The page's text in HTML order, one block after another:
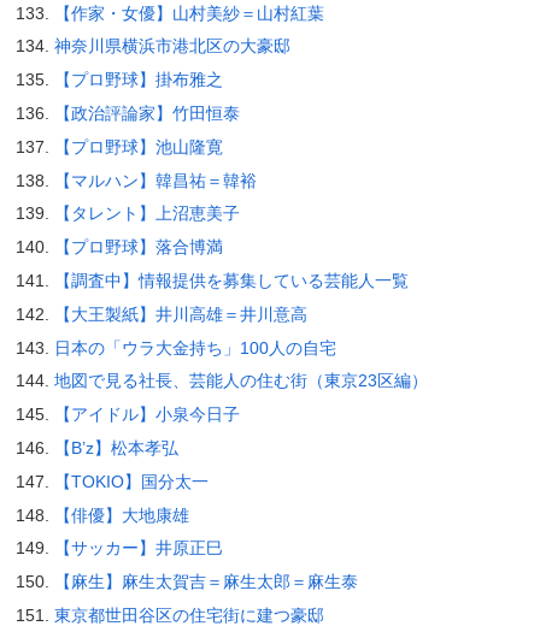
【作家・女優】山村美紗＝山村紅葉
神奈川県横浜市港北区の大豪邸
【プロ野球】掛布雅之
【政治評論家】竹田恒泰
【プロ野球】池山隆寛
【マルハン】韓昌祐＝韓裕
【タレント】上沼恵美子
【プロ野球】落合博満
【調査中】情報提供を募集している芸能人一覧
【大王製紙】井川高雄＝井川意高
日本の「ウラ大金持ち」100人の自宅
地図で見る社長、芸能人の住む街（東京23区編）
【アイドル】小泉今日子
【B’z】松本孝弘
【TOKIO】国分太一
【俳優】大地康雄
【サッカー】井原正巳
【麻生】麻生太賀吉＝麻生太郎＝麻生泰
東京都世田谷区の住宅街に建つ豪邸